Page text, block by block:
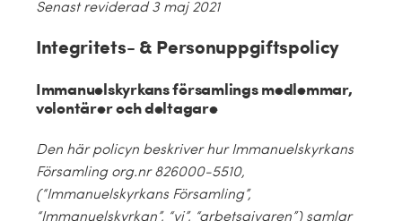
Senast reviderad 3 maj 2021
Integritets- & Personuppgiftspolicy
Immanuelskyrkans församlings medlemmar,
volontärer och deltagare
Den här policyn beskriver hur Immanuelskyrkans
Församling org.nr 826000-5510,
(“Immanuelskyrkans Församling”,
“Immanuelskyrkan”, “vi”, “arbetsgivaren”) samlar